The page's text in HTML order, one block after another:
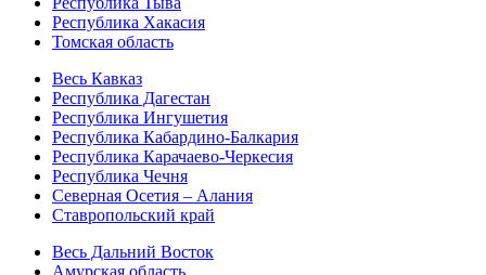
Республика Хакасия
Томская область
Весь Кавказ
Республика Дагестан
Республика Ингушетия
Республика Кабардино-Балкария
Республика Карачаево-Черкесия
Республика Чечня
Северная Осетия – Алания
Ставропольский край
Весь Дальний Восток
Амурская область